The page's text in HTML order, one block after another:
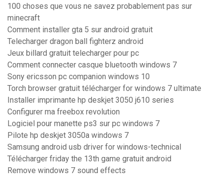
100 choses que vous ne savez probablement pas sur
minecraft
Comment installer gta 5 sur android gratuit
Telecharger dragon ball fighterz android
Jeux billard gratuit telecharger pour pc
Comment connecter casque bluetooth windows 7
Sony ericsson pc companion windows 10
Torch browser gratuit télécharger for windows 7 ultimate
Installer imprimante hp deskjet 3050 j610 series
Configurer ma freebox revolution
Logiciel pour manette ps3 sur pc windows 7
Pilote hp deskjet 3050a windows 7
Samsung android usb driver for windows-technical
Télécharger friday the 13th game gratuit android
Remove windows 7 sound effects